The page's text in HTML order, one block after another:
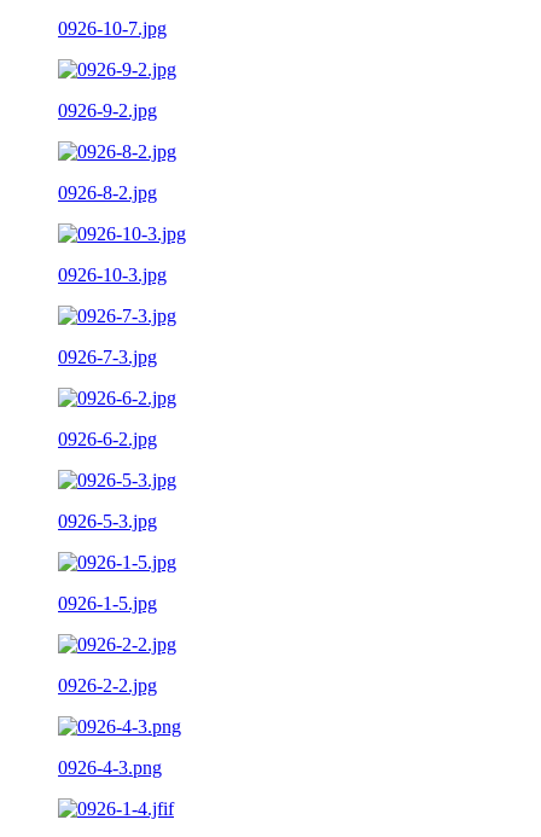
0926-10-7.jpg
0926-9-2.jpg
0926-8-2.jpg
0926-10-3.jpg
0926-7-3.jpg
0926-6-2.jpg
0926-5-3.jpg
0926-1-5.jpg
0926-2-2.jpg
0926-4-3.png